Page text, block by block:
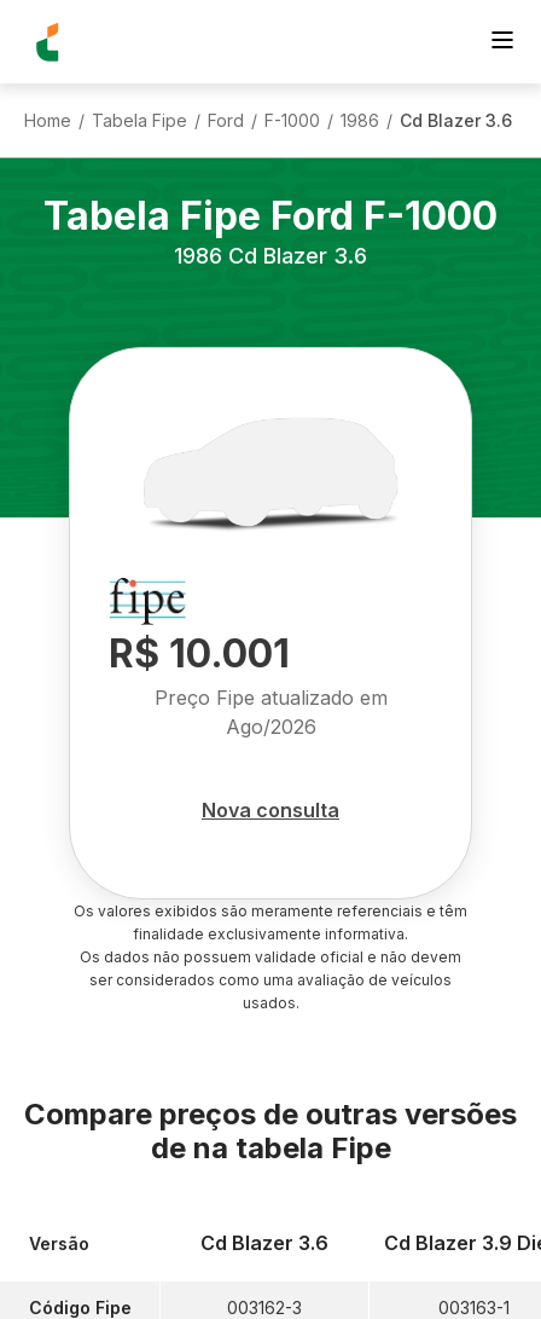
Home / Tabela Fipe / Ford / F-1000 / 1986 / Cd Blazer 3.6
Tabela Fipe Ford F-1000
1986 Cd Blazer 3.6
R$ 10.001
Preço Fipe atualizado em
Ago/2026
Nova consulta
Os valores exibidos são meramente referenciais e têm
finalidade exclusivamente informativa.
Os dados não possuem validade oficial e não devem
ser considerados como uma avaliação de veículos
usados.
Compare preços de outras versões
de na tabela Fipe
Versão
Código Fipe
Cd Blazer 3.6
003162-3
Cd Blazer 3.9
003163-1